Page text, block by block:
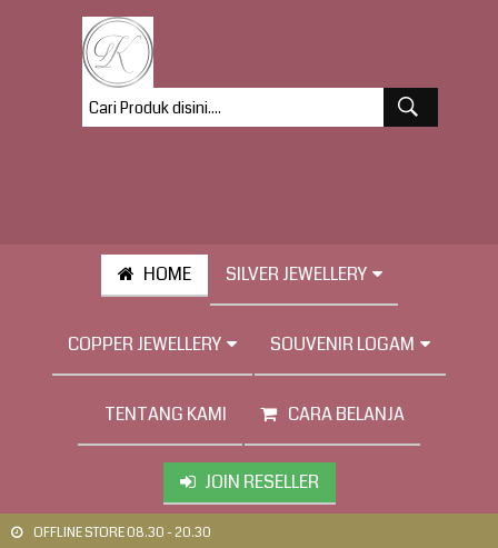
HOME SILVER JEWELLERY
COPPER JEWELLERY SOUVENIR LOGAM
TENTANG KAMI CARA BELANJA
JOIN RESELLER
OFFLINE STORE 08.30 - 20.30